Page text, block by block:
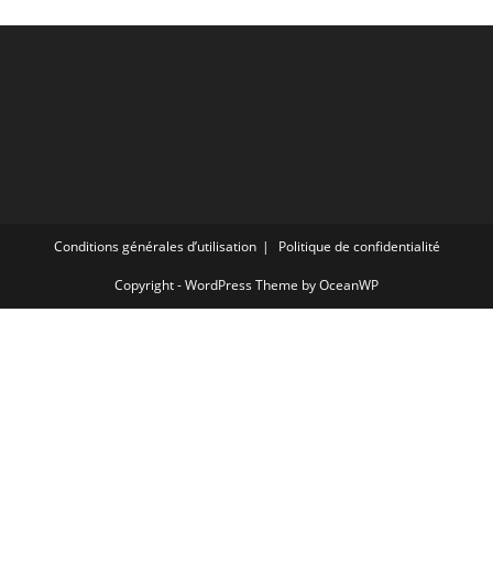
Conditions générales d’utilisation Politique de confidentialité
Copyright - WordPress Theme by OceanWP